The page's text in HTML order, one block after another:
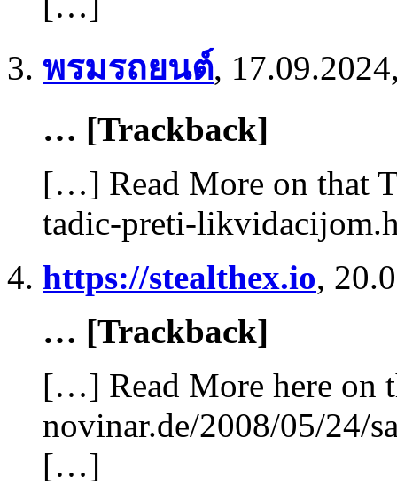
พรมรถยนต์,
… [Trackback]
[…] Read More on that
tadic-preti-
https://stealthex.io,
… [Trackback]
[…] Read More here on
novinar.de/2008/05/24/
[…]